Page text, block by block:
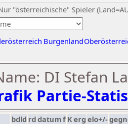
"österreichische" Spieler
Burgenland
DI Stefan
Partie-
bdld rd datumf Kerg elo+/-